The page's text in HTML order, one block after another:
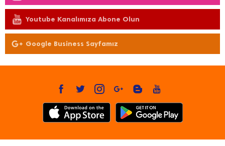
Youtube Kanalımıza Abone Olun
Google Business Sayfamız